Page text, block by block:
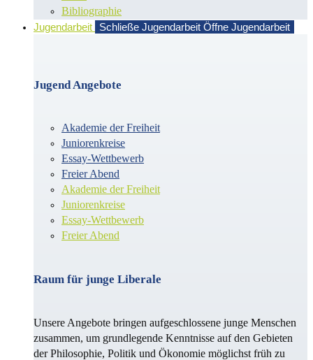
Bibliographie
Jugendarbeit
Schließe Jugendarbeit Öffne Jugendarbeit
Jugend Angebote
Akademie der Freiheit
Juniorenkreise
Essay-Wettbewerb
Freier Abend
Akademie der Freiheit
Juniorenkreise
Essay-Wettbewerb
Freier Abend
Raum für junge Liberale
Unsere Angebote bringen aufgeschlossene junge Menschen
zusammen, um grundlegende Kenntnisse auf den Gebieten
der Philosophie, Politik und Öko­no­mie möglichst früh zu